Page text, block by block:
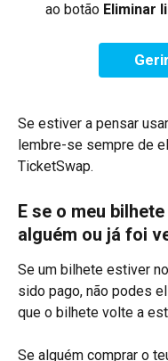
ao botão Eliminar
Se estiver a pensar
lembre-se sempre de
TicketSwap.
E se o meu
alguém ou já foi
Se um bilhete estiver
sido pago, não podes
que o bilhete volte a
Se alguém comprar o